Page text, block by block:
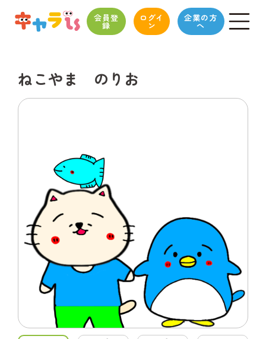
会員登
録
ログイ
ン
企業の方
へ
ねこやま のりお